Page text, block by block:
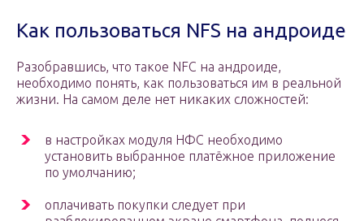
Как пользоваться NFS на андроиде
Разобравшись, что такое NFC на андроиде,
необходимо понять, как пользоваться им в реальной
жизни. На самом деле нет никаких сложностей:
в настройках модуля НФС необходимо
установить выбранное платёжное приложение
по умолчанию;
оплачивать покупки следует при